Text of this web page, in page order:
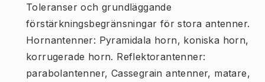
Toleranser och grundläggande
förstärkningsbegränsningar för stora antenner.
Hornantenner: Pyramidala horn, koniska horn,
korrugerade horn. Reflektorantenner:
parabolantenner, Cassegrain antenner, matare,